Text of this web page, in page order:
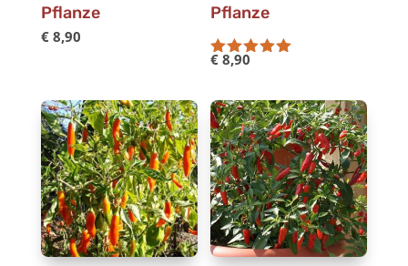
Pflanze
€8,90
Pflanze
Bewertet mit
€ 8,90